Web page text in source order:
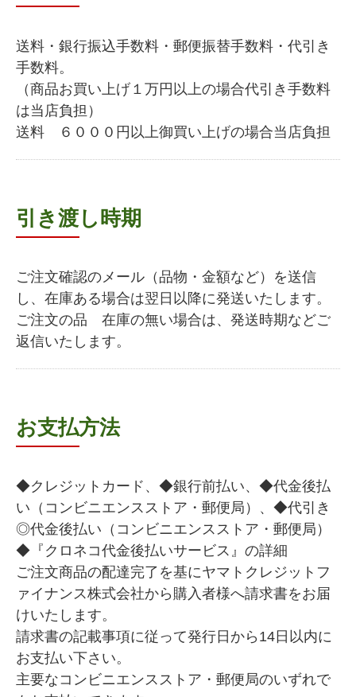
送料・銀行振込手数料・郵便振替手数料・代引き
手数料。
（商品お買い上げ１万円以上の場合代引き手数料
は当店負担）
送料 ６０００円以上御買い上げの場合当店負担
引き渡し時期
ご注文確認のメール（品物・金額など）を送信
し、在庫ある場合は翌日以降に発送いたします。
ご注文の品 在庫の無い場合は、発送時期などご
返信いたします。
お支払方法
◆クレジットカード、◆銀行前払い、◆代金後払
い（コンビニエンスストア・郵便局）、◆代引き
◎代金後払い（コンビニエンスストア・郵便局）
◆『クロネコ代金後払いサービス』の詳細
ご注文商品の配達完了を基にヤマトクレジットフ
ァイナンス株式会社から購入者様へ請求書をお届
けいたします。
請求書の記載事項に従って発行日から14日以内に
お支払い下さい。
主要なコンビニエンスストア・郵便局のいずれで